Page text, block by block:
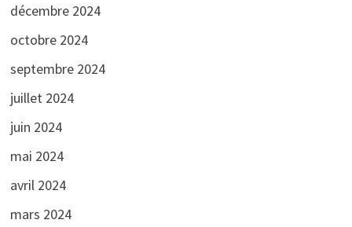
décembre 2024
octobre 2024
septembre 2024
juillet 2024
juin 2024
mai 2024
avril 2024
mars 2024